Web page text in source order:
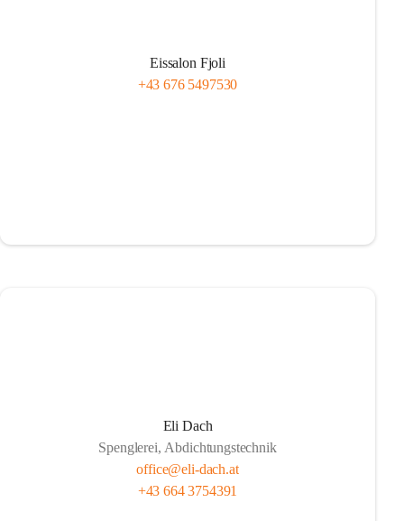
Eissalon Fjoli
+43 676 5497530
Eli Dach
Spenglerei, Abdichtungstechnik
office@eli-dach.at
+43 664 3754391